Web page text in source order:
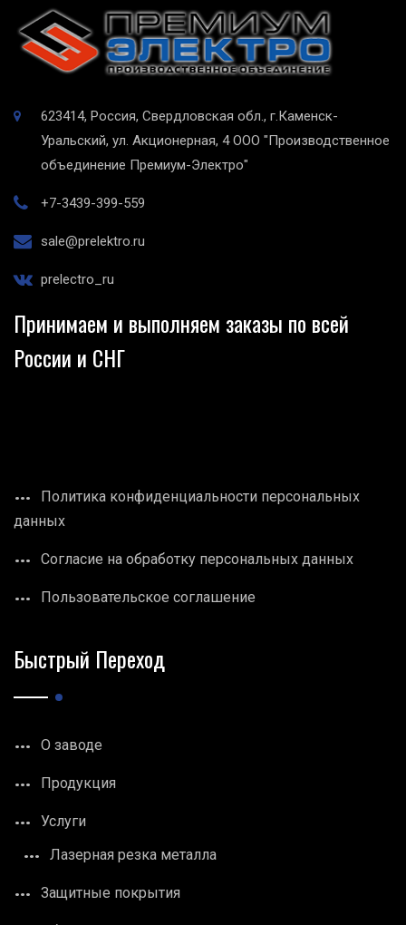
623414, Россия, Свердловская обл., г.Каменск-
Уральский, ул. Акционерная, 4 ООО "Производственное
объединение Премиум-Электро"
+7-3439-399-559
sale@prelektro.ru
prelectro_ru
Принимаем и выполняем заказы по всей
России и СНГ
Политика конфиденциальности персональных
данных
Согласие на обработку персональных данных
Пользовательское соглашение
Быстрый Переход
О заводе
Продукция
Услуги
Лазерная резка металла
Защитные покрытия